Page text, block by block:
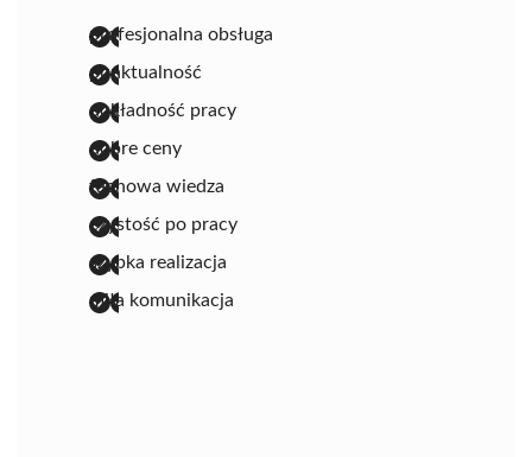
profesjonalna obsługa
punktualność
dokładność pracy
dobre ceny
fachowa wiedza
czystość po pracy
szybka realizacja
miła komunikacja